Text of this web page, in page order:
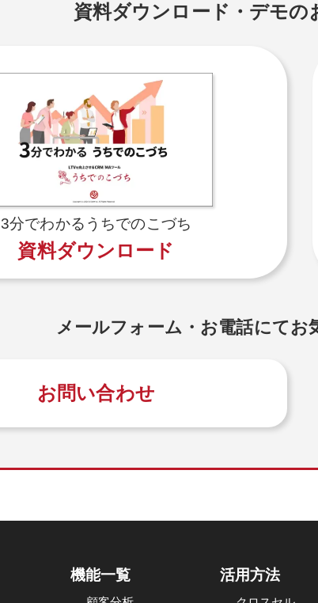
資料ダウンロード・デモの
3分でわかるうちでのこづち
資料ダウンロード
メールフォーム・お電話にて
お問い合わせ
機能一覧 活用方法